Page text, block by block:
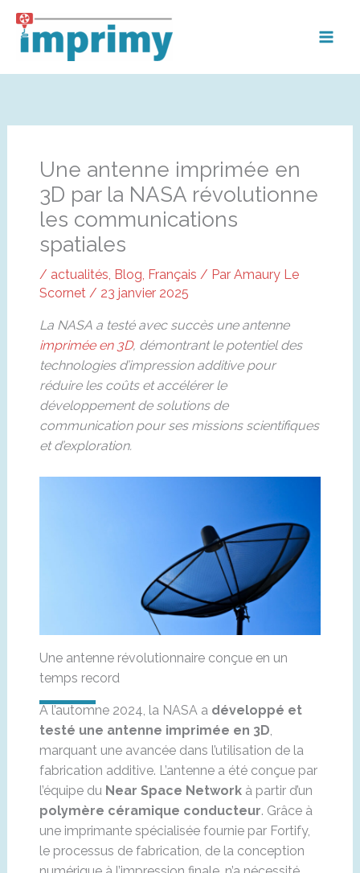
Aller
contenu
Une antenne imprimée en
3D par la NASA révolutionne
les communications
spatiales
/ actualités, Blog, Français / Par Amaury Le
Scornet / 23 janvier 2025
La NASA a testé avec succès une antenne
imprimée en 3D, démontrant le potentiel des
technologies d’impression additive pour
réduire les coûts et accélérer le
développement de solutions de
communication pour ses missions scientifiques
et d’exploration.
Une antenne révolutionnaire conçue en un
temps record
À l’automne 2024, la NASA a développé et
testé une antenne imprimée en 3D,
marquant une avancée dans l’utilisation de la
fabrication additive. L’antenne a été conçue par
l’équipe du Near Space Networkà partir d’un
polymère céramique conducteur. Grâce à
une imprimante spécialisée fournie par Fortify,
le processus de fabrication, de la conception